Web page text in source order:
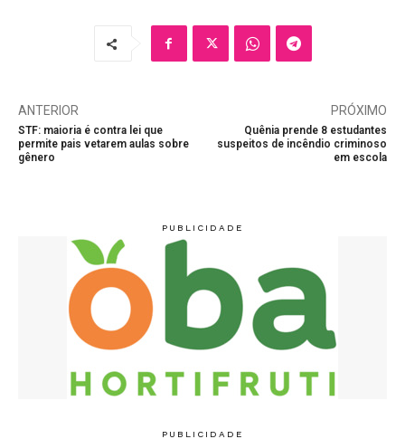
ANTERIOR
STF: maioria é contra lei que
permite pais vetarem aulas sobre
gênero
PRÓXIMO
Quênia prende 8 estudantes
suspeitos de incêndio criminoso
em escola